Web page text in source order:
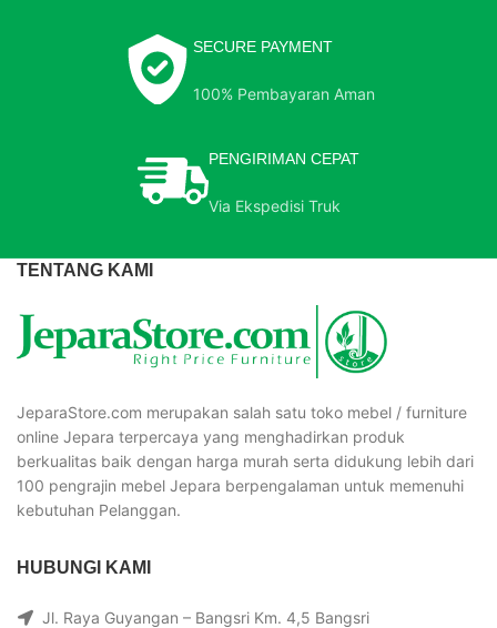
SECURE PAYMENT
100% Pembayaran Aman
PENGIRIMAN CEPAT
Via Ekspedisi Truk
TENTANG KAMI
JeparaStore.com merupakan salah satu toko mebel / furniture
online Jepara terpercaya yang menghadirkan produk
berkualitas baik dengan harga murah serta didukung lebih dari
100 pengrajin mebel Jepara berpengalaman untuk memenuhi
kebutuhan Pelanggan.
HUBUNGI KAMI
Jl. Raya Guyangan – Bangsri Km. 4,5 Bangsri